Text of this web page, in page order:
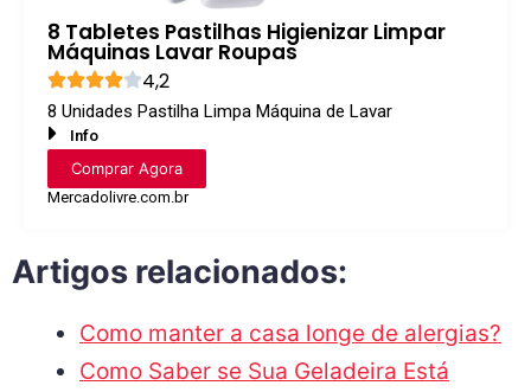
8 Tabletes Pastilhas Higienizar Limpar
Máquinas Lavar Roupas
4,2
8 Unidades Pastilha Limpa Máquina de Lavar
Info
Comprar Agora
Mercadolivre.com.br
Artigos relacionados:
Como manter a casa longe de alergias?
Como Saber se Sua Geladeira Está